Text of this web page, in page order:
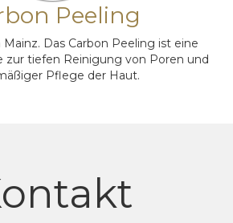
Peeling
Das Carbon Peeling ist eine
zur tiefen Reinigung von Poren und
Pflege der Haut.